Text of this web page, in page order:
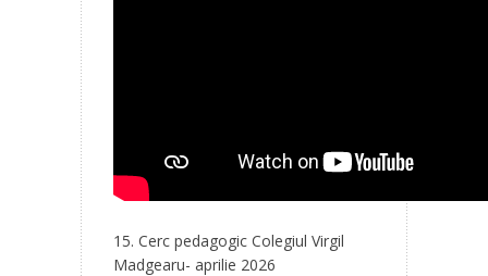
15. Cerc pedagogic Colegiul Virgil
Madgearu- aprilie 2026